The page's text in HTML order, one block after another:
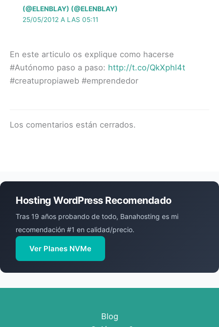
(@ELENBLAY) (@ELENBLAY)
25/05/2012 A LAS 05:11
En este articulo os explique como hacerse
#Autónomo paso a paso: http://t.co/QkXphl4t
#creatupropiaweb #emprendedor
Los comentarios están cerrados.
Hosting WordPress Recomendado
Tras 19 años probando de todo, Banahosting es mi
recomendación #1 en calidad/precio.
Ver Planes NVMe
Blog